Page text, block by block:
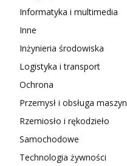
Informatyka i multimedia
Inne
Inżynieria środowiska
Logistyka i transport
Ochrona
Przemysł i obsługa maszyn
Rzemiosło i rękodzieło
Samochodowe
Technologia żywności